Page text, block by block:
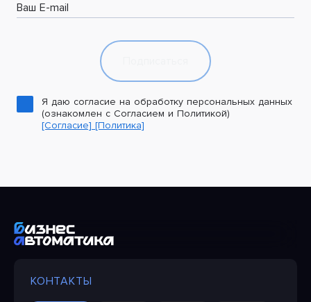
Ваш E-mail
Я даю согласие на обработку персональных данных
(ознакомлен с Согласием и Политикой)
[Согласие] [Политика]
КОНТАКТЫ